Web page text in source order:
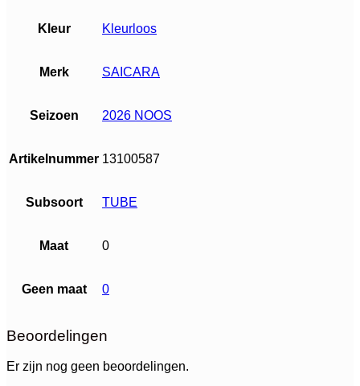
Kleur Kleurloos
Merk SAICARA
Seizoen 2026 NOOS
Artikelnummer 13100587
Subsoort TUBE
Maat 0
Geen maat 0
Beoordelingen
Er zijn nog geen beoordelingen.